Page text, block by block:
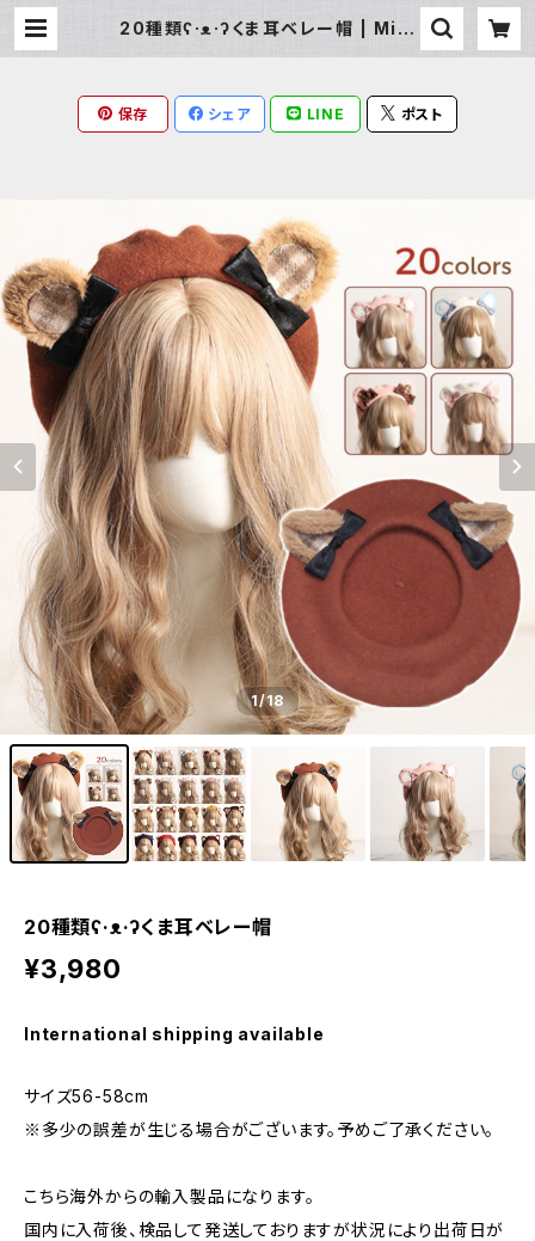
20種類ʕ·ᴥ·ʔくま耳ベレー帽 | Milk
保存 シェア LINE ポスト
1/18
20種類ʕ·ᴥ·ʔくま耳ベレー帽
¥3,980
International shipping available
サイズ56-58cm
※多少の誤差が生じる場合がございます。予めご了承ください。
こちら海外からの輸入製品になります。
国内に入荷後、検品して発送しておりますが状況により出荷日が